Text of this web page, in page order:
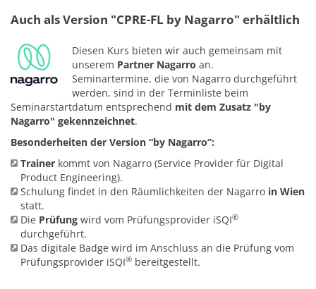
Auch als Version "CPRE-FL by Nagarro" erhältlich
Diesen Kurs bieten wir auch gemeinsam mit
unserem Partner Nagarro an.
Seminartermine, die von Nagarro durchgeführt
werden, sind in der Terminliste beim
Seminarstartdatum entsprechend mit dem Zusatz "by
Nagarro" gekennzeichnet.
Besonderheiten der Version “by Nagarro”:
Trainer kommt von Nagarro (Service Provider für Digital
Product Engineering).
Schulung findet in den Räumlichkeiten der Nagarro in Wien
statt.
Die Prüfung wird vom Prüfungsprovider iSQI®
durchgeführt.
Das digitale Badge wird im Anschluss an die Prüfung vom
Prüfungsprovider iSQI® bereitgestellt.